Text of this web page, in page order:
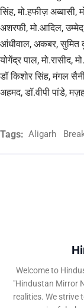
सिंह, मो.हफीज़ अब्बासी,
अशरफी, मो.आदिल,
आंधीवाल, अकबर, सुमित
योगेंद्र पाल, मो.रासीद,
डॉ किशोर सिंह, मंगल
अहमद, डॉ.वीपी पांडे,
Tags: Aligarh
Welcome to
"Hindustan Mirror
realities. We strive